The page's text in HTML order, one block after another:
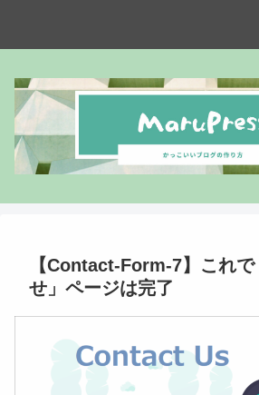
【Contact-Form-7】これ
せ」ページは完了